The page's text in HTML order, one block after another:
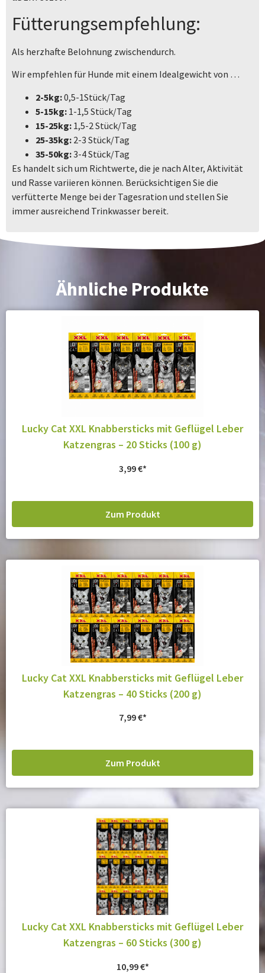
Fütterungsempfehlung:
Als herzhafte Belohnung zwischendurch.
Wir empfehlen für Hunde mit einem Idealgewicht von …
2-5kg:0,5-1Stück/Tag
5-15kg: 1-1,5 Stück/Tag
15-25kg: 1,5-2 Stück/Tag
25-35kg: 2-3 Stück/Tag
35-50kg:3-4 Stück/Tag
Es handelt sich um Richtwerte, die je nach Alter, Aktivität
und Rasse variieren können. Berücksichtigen Sie die
verfütterte Menge bei der Tagesration und stellen Sie
immer ausreichend Trinkwasser bereit.
Ähnliche Produkte
Lucky Cat XXL Knabbersticks mit Geflügel Leber
Katzengras – 20 Sticks (100 g)
3,99€
Zum Produkt
Lucky Cat XXL Knabbersticks mit Geflügel Leber
Katzengras – 40 Sticks (200 g)
7,99€
Zum Produkt
Lucky Cat XXL Knabbersticks mit Geflügel Leber
Katzengras – 60 Sticks (300 g)
10,99€